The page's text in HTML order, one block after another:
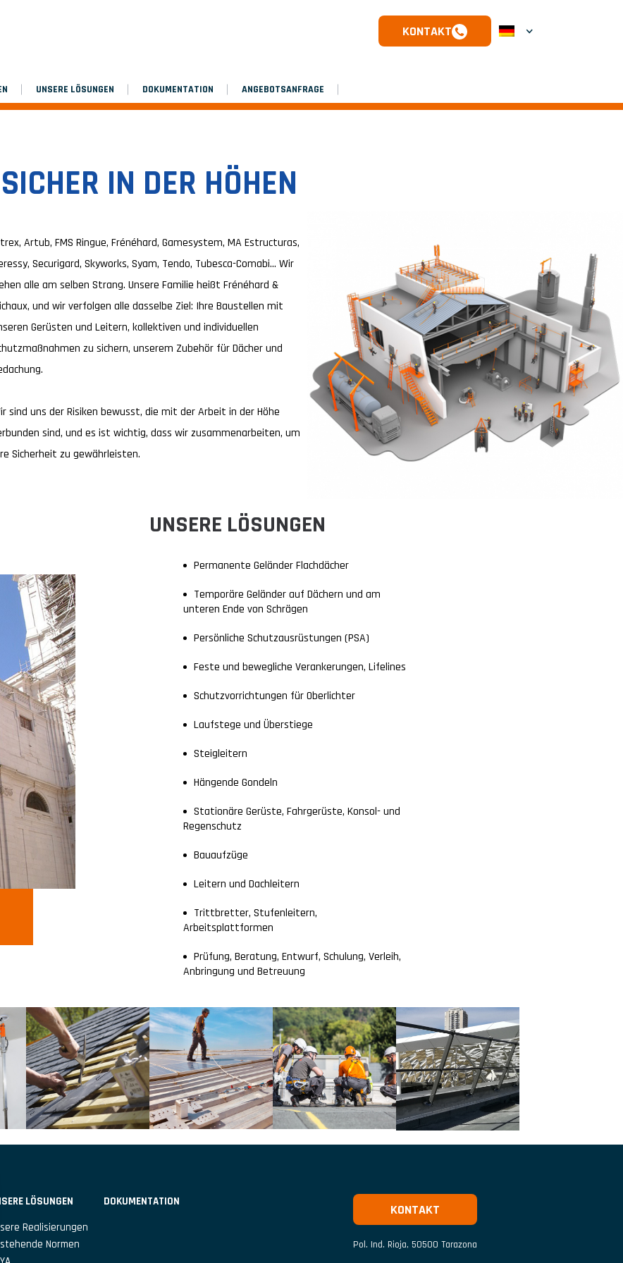
KONTAKT
UNSERE LÖSUNGEN DOKUMENTATION ANGEBOTSANFRAGE
SICHER IN DER HÖHEN
Artub, FMS Ringue, Frénéhard, Gamesystem, MA Estructuras,
Securigard, Skyworks, Syam, Tendo, Tubesca-Comabi… Wir
alle am selben Strang. Unsere Familie heißt Frénéhard &
und wir verfolgen alle dasselbe Ziel: Ihre Baustellen mit
Gerüsten und Leitern, kollektiven und individuellen
zu sichern, unserem Zubehör für Dächer und
sind uns der Risiken bewusst, die mit der Arbeit in der Höhe
sind, und es ist wichtig, dass wir zusammenarbeiten, um
Sicherheit zu gewährleisten.
UNSERE LÖSUNGEN
Permanente Geländer Flachdächer
Temporäre Geländer auf Dächern und am
unteren Ende von Schrägen
Persönliche Schutzausrüstungen (PSA)
Feste und bewegliche Verankerungen, Lifelines
Schutzvorrichtungen für Oberlichter
Laufstege und Überstiege
Steigleitern
Hängende Gondeln
Stationäre Gerüste, Fahrgerüste, Konsol- und
Regenschutz
Bauaufzüge
Leitern und Dachleitern
Trittbretter, Stufenleitern,
Arbeitsplattformen
Prüfung, Beratung, Entwurf, Schulung, Verleih,
Anbringung und Betreuung
LÖSUNGEN
Realisierungen
Normen
DOKUMENTATION
KONTAKT
Pol. Ind. Rioja, 50500 Tarazona